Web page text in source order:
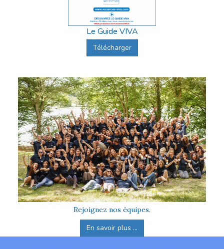
Le Guide VIVA
Télécharger
Rejoignez nos équipes.
En savoir plus ...